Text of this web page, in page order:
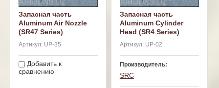
Запасная часть
Aluminum Air Nozzle
(SR47 Series)
Артикул: UP-35
Добавить к
сравнению
Запасная часть
Aluminum Cylinder
Head (SR4 Series)
Артикул:UP-02
Производитель:
SRC